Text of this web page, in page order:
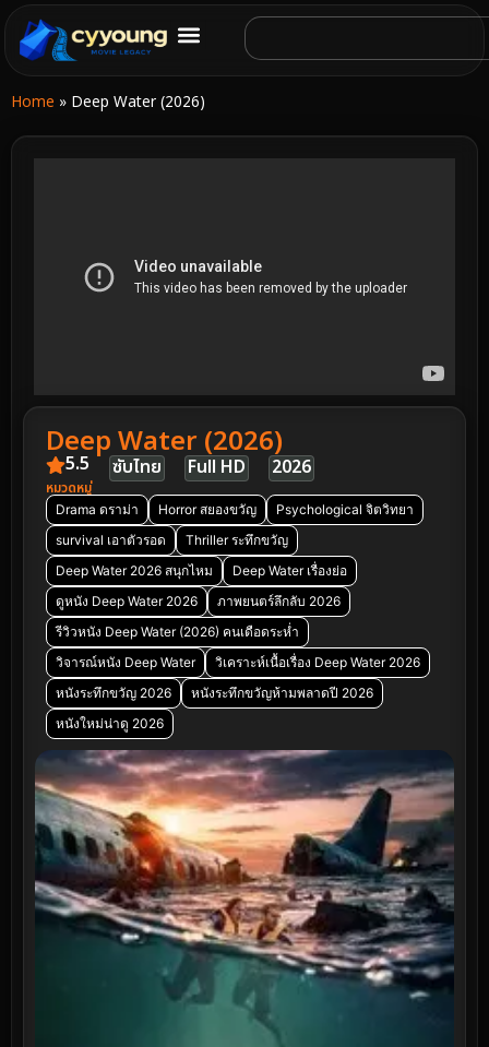
Home » Deep Water (2026)
Deep Water (2026)
5.5 ซับไทย Full HD 2026
หมวดหมู่
Drama ดราม่า Horror สยองขวัญ
Psychological จิตวิทยา
survival เอาตัวรอด
Thriller ระทึกขวัญ
Deep Water 2026 สนุกไหม
Deep Water เรื่องย่อ
ดูหนัง Deep Water 2026
ภาพยนตร์ลึกลับ 2026
รีวิวหนัง Deep Water (2026) คนเดือดระห่ำ
วิจารณ์หนัง Deep Water
วิเคราะห์เนื้อเรื่อง Deep Water 2026
หนังระทึกขวัญ 2026
หนังระทึกขวัญห้ามพลาดปี 2026
หนังใหม่น่าดู 2026